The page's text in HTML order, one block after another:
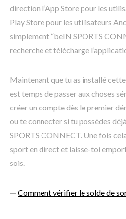
direction l’App Store pour les
Play Store pour les utilisateurs
simplement “beIN SPORTS
recherche et télécharge
Maintenant que tu as installé
est temps de passer aux choses
créer un compte dès le premier
ou te connecter si tu possèdes
SPORTS CONNECT. Une fois
sport en direct et laisse-toi
sois.
— Comment vérifier le solde de